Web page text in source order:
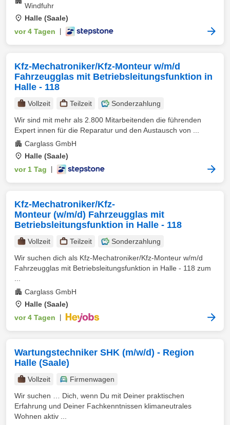
Windfuhr
Halle (Saale)
vor 4 Tagen
Kfz-Mechatroniker/Kfz-Monteur w/m/d
Fahrzeugglas mit Betriebsleitungsfunktion in
Halle - 118
Vollzeit Teilzeit
Sonderzahlung
Wir sind mit mehr als 2.800 Mitarbeitenden die führenden
Expert innen für die Reparatur und den Austausch von ...
Carglass GmbH
Halle (Saale)
vor 1 Tag
Kfz-Mechatroniker/Kfz-
Monteur (w/m/d) Fahrzeugglas mit
Betriebsleitungsfunktion in Halle - 118
Vollzeit Teilzeit
Sonderzahlung
Wir suchen dich als Kfz-Mechatroniker/Kfz-Monteur w/m/d
Fahrzeugglas mit Betriebsleitungsfunktion in Halle - 118 zum
Carglass GmbH
Halle (Saale)
vor 4 Tagen
Wartungstechniker SHK (m/w/d) - Region
Halle (Saale)
Vollzeit
Firmenwagen
Wir suchen … Dich, wenn Du mit Deiner praktischen
Erfahrung und Deiner Fachkenntnissen klimaneutrales
Wohnen aktiv ...